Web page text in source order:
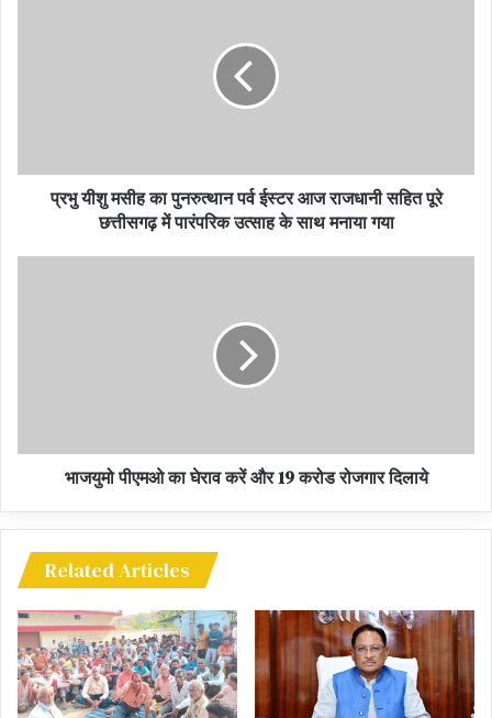
विस्तारीकरण का षड्यंत्र कर रही है ।कवर्धा में हुई घटना के बाद भी ऐसी ही
कोशिश भाजपा और आरएसएस के द्वारा किया गया था लेकिन छत्तीसगढ़ की
शांतिप्रिय जनता ने भाजपाई मंसूबो को पूरा नहीं होने दिया था ।छत्तीसगढ़ की धरा
जबाब देगी।
किये थे और पुलिस के तत्कालीन अधिकारियों को कड़ाई के निर्देश दिए थे आज
भाजपाई तो अपनी राजनैतिक रोटी सेकने माहौल को और बिगाड़ने में लगे हैं।
Unfortunate incident of Bemetara Biranpur
बन्द बुलाया जाना स्तरहीन राजनीति -कांग्रेस
बेमेतरा बिरनपुर की घटना दुर्भाग्यपूर्ण
प्रभु यीशु मसीह का पुनरुत्थान पर्व ईस्टर आज राजधानी सहित पूरे
छत्तीसगढ़ में पारंपरिक उत्साह के साथ मनाया गया
भाजयुमो पीएमओ का घेराव करें और 19 करोड रोजगार दिलाये
Related Articles